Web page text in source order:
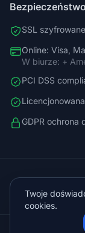
Bezpieczeństwo
SSL
Online: Visa,
W biurze: +
PCI DSS
GDPR ochrona
© 2026
Twoje
cookies.